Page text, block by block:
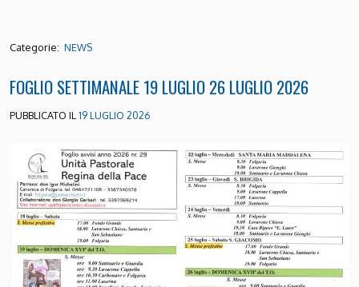
Categorie: NEWS
FOGLIO SETTIMANALE 19 LUGLIO 26 LUGLIO 2026
PUBBLICATO IL 19 LUGLIO 2026